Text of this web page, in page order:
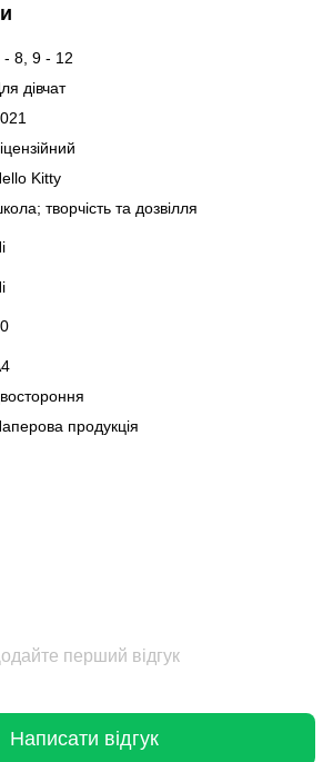
- 8, 9 - 12
дівчат
Kitty
творчість та дозвілля
продукція
перший відгук
Написати відгук